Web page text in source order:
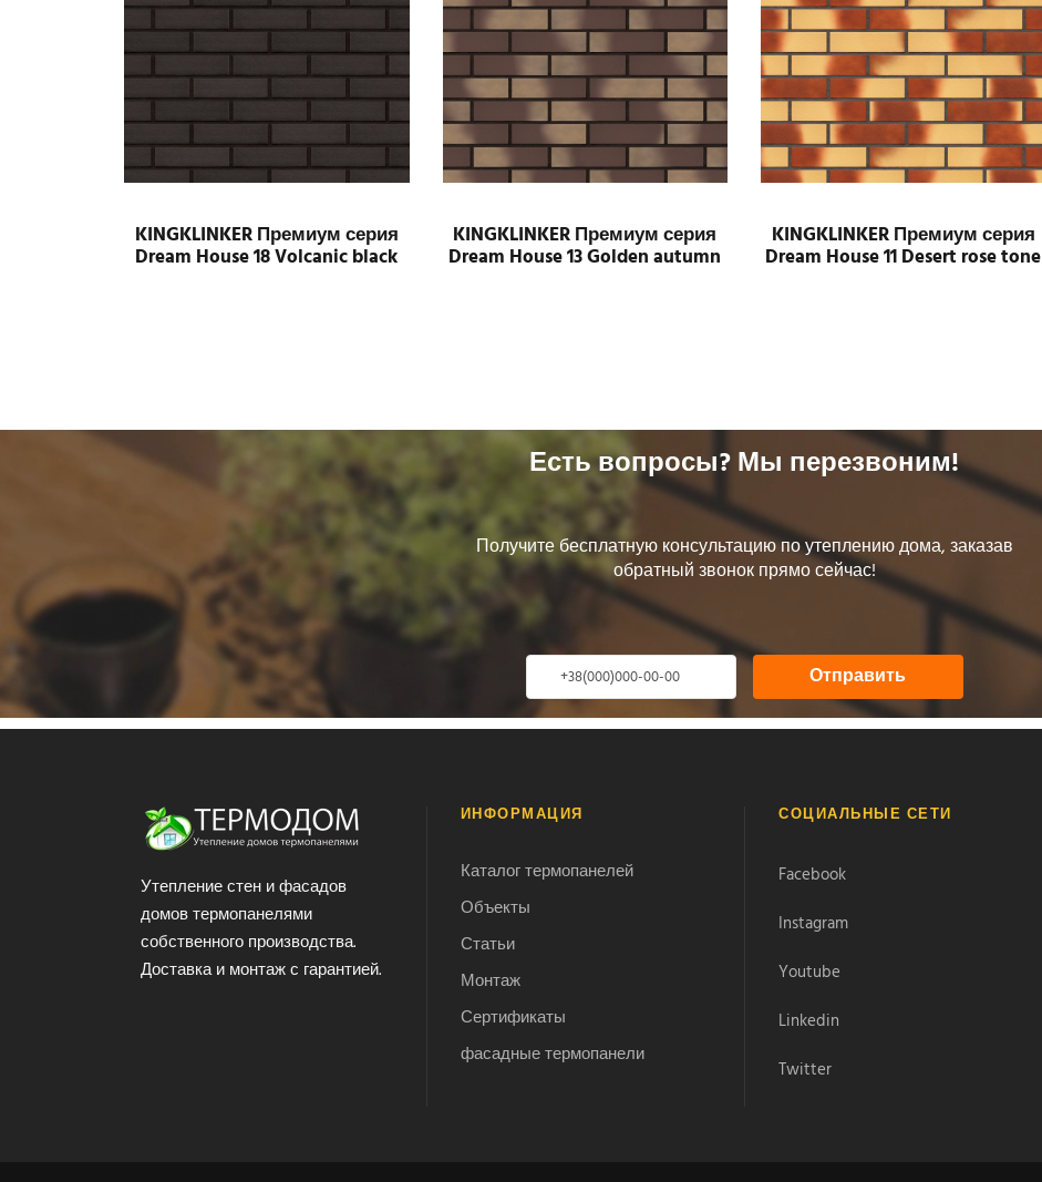
KINGKLINKER Премиум серия
Dream House 18 Volcanic black
KINGKLINKER Премиум серия
Dream House 13 Golden autumn
KINGKLINKER Премиум серия
Dream House 11 Desert rose tone
Есть вопросы? Мы перезвоним!
Получите бесплатную консультацию по утеплению дома, заказав
обратный звонок прямо сейчас!
Отправить
Утепление стен и фасадов
домов термопанелями
собственного производства.
Доставка и монтаж с гарантией.
ИНФОРМАЦИЯ
Каталог термопанелей
Объекты
Статьи
Монтаж
Сертификаты
фасадные термопанели
СОЦИАЛЬНЫЕ СЕТИ
Facebook
Instagram
Youtube
Linkedin
Twitter